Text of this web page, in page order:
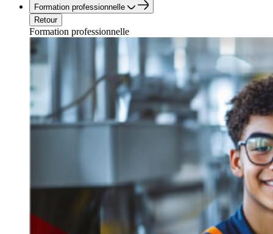
Formation professionnelle
Retour
Formation professionnelle